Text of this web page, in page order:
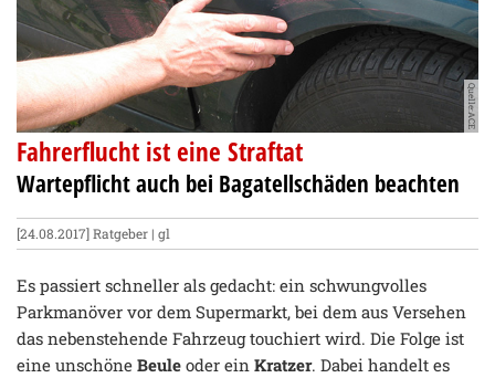
Quelle:ACE
Fahrerflucht ist eine Straftat
Wartepflicht auch bei Bagatellschäden beachten
[24.08.2017]Ratgeber | gl
Es passiert schneller als gedacht: ein schwungvolles
Parkmanöver vor dem Supermarkt, bei dem aus Versehen
das nebenstehende Fahrzeug touchiert wird. Die Folge ist
eine unschöne Beule oder ein Kratzer. Dabei handelt es